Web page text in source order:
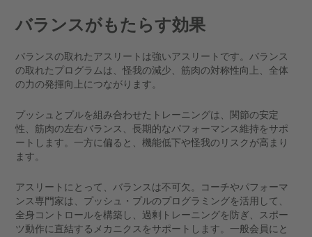
バランスがもたらす効果
バランスの取れたアスリートは強いアスリートです。バランス
の取れたプログラムは、怪我の減少、筋肉の対称性向上、全体
の力の発揮向上につながります。
プッシュとプルを組み合わせたトレーニングは、関節の安定
性、筋肉の左右バランス、長期的なパフォーマンス維持をサポ
ートします。一方に偏ると、機能低下や怪我のリスクが高まり
ます。
アスリートにとって、バランスは不可欠。コーチやパフォーマ
ンス専門家は、プッシュ・プルのプログラミングを活用して、
全身コントロールを構築し、過剰トレーニングを防ぎ、スポー
ツ動作に直結するメカニクスをサポートします。一般会員にと